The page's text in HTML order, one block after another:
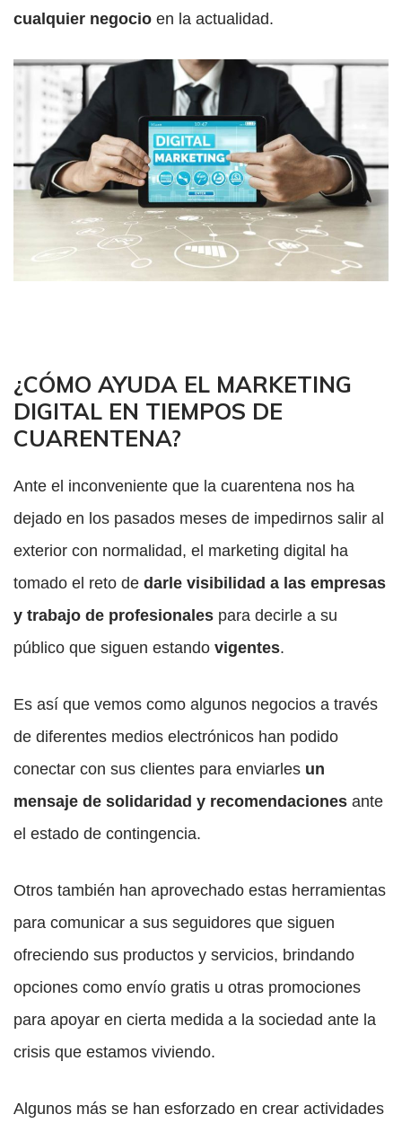
cualquier negocio en la actualidad.
¿CÓMO AYUDA EL MARKETING
DIGITAL EN TIEMPOS DE
CUARENTENA?
Ante el inconveniente que la cuarentena nos ha
dejado en los pasados meses de impedirnos salir al
exterior con normalidad, el marketing digital ha
tomado el reto de darle visibilidad a las empresas
y trabajo de profesionales para decirle a su
público que siguen estando vigentes.
Es así que vemos como algunos negocios a través
de diferentes medios electrónicos han podido
conectar con sus clientes para enviarles un
mensaje de solidaridad y recomendaciones ante
el estado de contingencia.
Otros también han aprovechado estas herramientas
para comunicar a sus seguidores que siguen
ofreciendo sus productos y servicios, brindando
opciones como envío gratis u otras promociones
para apoyar en cierta medida a la sociedad ante la
crisis que estamos viviendo.
Algunos más se han esforzado en crear actividades